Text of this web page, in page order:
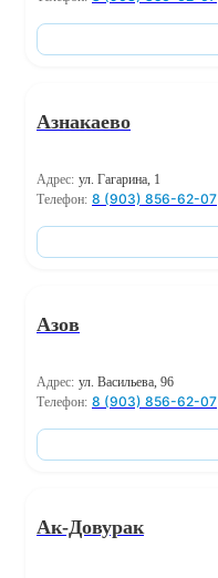
Азнакаево
Адрес: ул. Гагарина, 1
Телефон: 8 (903) 856-62-07
Азов
Адрес: ул. Васильева, 96
Телефон: 8 (903) 856-62-07
Ак-Довурак